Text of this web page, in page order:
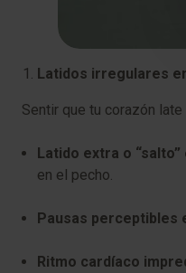
Latidos irregulares
Sentir que tu corazón
Latido extra o
en el pecho.
Pausas perceptibles
Ritmo cardíaco